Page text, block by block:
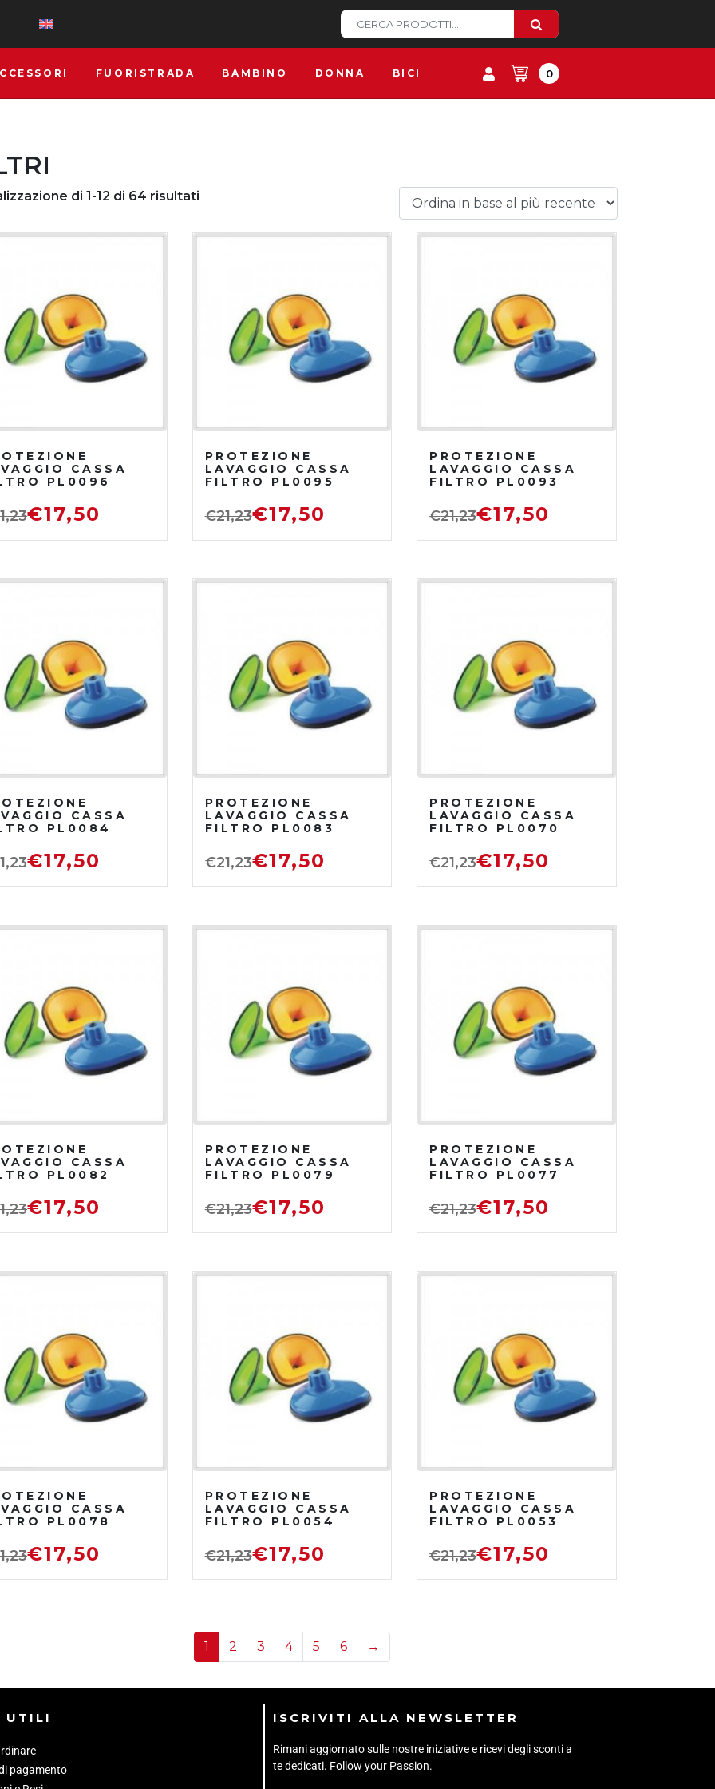
FUORISTRADA BAMBINO DONNA BICI 0
di 1-12 di 64 risultati
CASSA
PL0096
€17,50
PROTEZIONE
LAVAGGIO CASSA
FILTRO PL0095
€21,23€17,50
PROTEZIONE
LAVAGGIO CASSA
FILTRO PL0093
€21,23€17,50
CASSA
PL0084
€17,50
PROTEZIONE
LAVAGGIO CASSA
FILTRO PL0083
€21,23€17,50
PROTEZIONE
LAVAGGIO CASSA
FILTRO PL0070
€21,23€17,50
CASSA
PL0082
€17,50
PROTEZIONE
LAVAGGIO CASSA
FILTRO PL0079
€21,23€17,50
PROTEZIONE
LAVAGGIO CASSA
FILTRO PL0077
€21,23€17,50
CASSA
PL0078
€17,50
PROTEZIONE
LAVAGGIO CASSA
FILTRO PL0054
€21,23€17,50
PROTEZIONE
LAVAGGIO CASSA
FILTRO PL0053
€21,23€17,50
1 2 3 4 5 6 →
UTILI
pagamento
ISCRIVITI ALLA NEWSLETTER
Rimani aggiornato sulle nostre iniziative e ricevi degli sconti a
te dedicati. Follow your Passion.